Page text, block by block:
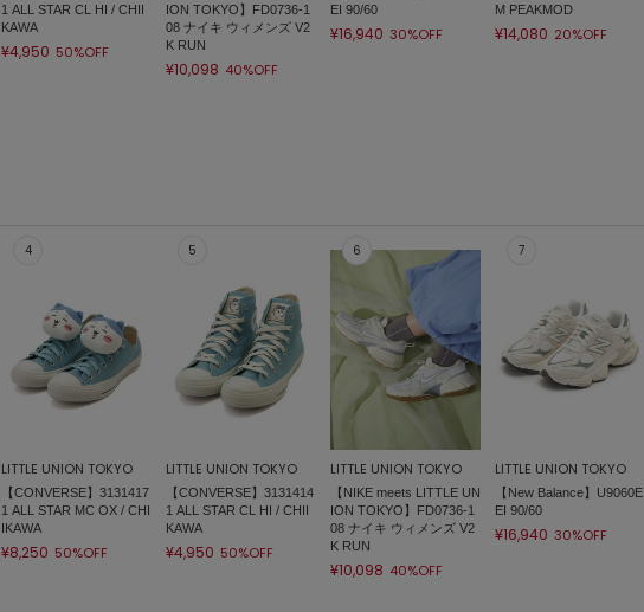
1 ALL STAR CL HI / CHII
KAWA
¥4,950 50%OFF
ION TOKYO】FD0736-1
08 ナイキ ウィメンズ V2
K RUN
¥10,098 40%OFF
EI 90/60
¥16,940 30%OFF
M PEAKMOD
¥14,080 20%OFF
LITTLE UNION TOKYO
【CONVERSE】3131417
1 ALL STAR MC OX / CHI
IKAWA
¥8,250 50%OFF
LITTLE UNION TOKYO
【CONVERSE】3131414
1 ALL STAR CL HI / CHII
KAWA
¥4,950 50%OFF
LITTLE UNION TOKYO
【NIKE meets LITTLE UN
ION TOKYO】FD0736-1
08 ナイキ ウィメンズ V2
K RUN
¥10,098 40%OFF
LITTLE UNION TOKYO
【New Balance】U9060E
EI 90/60
¥16,940 30%OFF